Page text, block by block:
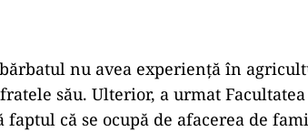
nu avea experienţă în
său. Ulterior, a urmat
faptul că se ocupă de afacerea de